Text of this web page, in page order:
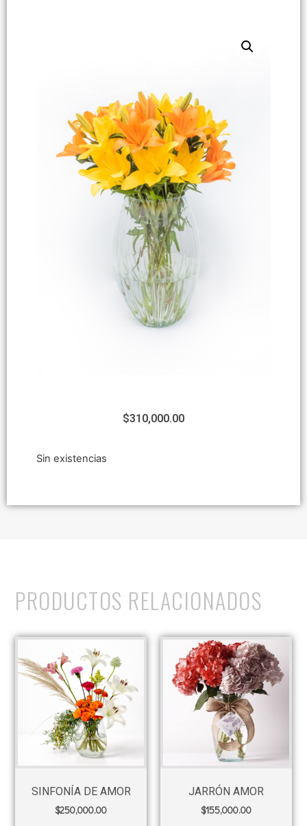
$310,000.00
Sin existencias
PRODUCTOS RELACIONADOS
SINFONÍA DE AMOR
$250,000.00
JARRÓN AMOR
$155,000.00